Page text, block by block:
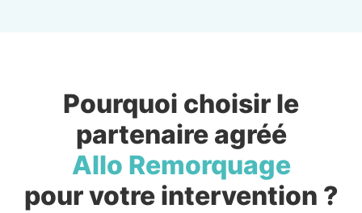
Pourquoi choisir le
partenaire agréé
Allo Remorquage
pour votre intervention ?